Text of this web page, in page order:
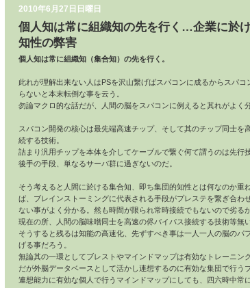
2010年6月27日日曜日
個人知は常に組織知の先を行く…企業に於
知性の弊害
個人知は常に組織知（集合知）の先を行く。
此れが理解出来ない人はPSを沢山繋げばスパコンに成るからスパコ
らないと本末転倒な事を云う。
勿論マクロ的な話だが、人間の脳をスパコンに例えると其れがよく
スパコン開発の核心は最先端高速チップ、そして其のチップ同士を
続する技術。
詰まり汎用チップを本体を介してケーブルで繋ぐ何て謂うのは先行
後手の手段、単なるサーバ群に過ぎないのだ。
そう考えると人間に於ける集合知、即ち集団的知性とは何なのか重
ば、ブレインストーミングに代表される手段がプレステを繋ぎ合わ
ない事がよく分かる。然も時間が限られ常時接続でもないので劣る
現在の所、人間の脳味噌同士を高速の侭バイパス接続する技術等無い
そうすると残るは知能の高速化、先ずすべき事は一人一人の脳のパ
げる事だろう。
無論其の一環としてブレストやマインドマップは有効なトレーニン
だが外脳データベースとして活かし連想するのに有効な集団で行う
連想能力に有効な個人で行うマインドマップにしても、四六時中常